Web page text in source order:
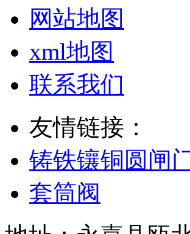
网站地图
xml地图
联系我们
友情链接：
铸铁镶铜圆闸
套筒阀